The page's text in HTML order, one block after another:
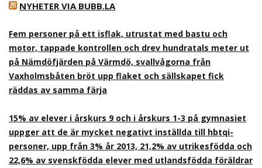
NYHETER VIA BUBB.LA
Fem personer på ett isflak, utrustat med bastu och
motor, tappade kontrollen och drev hundratals meter ut
på Nämdöfjärden på Värmdö, svallvågorna från
Vaxholmsbåten bröt upp flaket och sällskapet fick
räddas av samma färja
15% av elever i årskurs 9 och i årskurs 1-3 på gymnasiet
uppger att de är mycket negativt inställda till hbtqi-
personer, upp från 3% år 2013, 21,2% av utrikesfödda och
22,6% av svenskfödda elever med utlandsfödda föräldrar